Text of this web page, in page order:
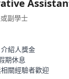
副學士
紹人獎金
期休息
關經驗者歡迎